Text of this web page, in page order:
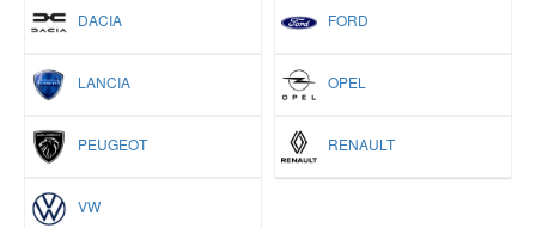
DACIA FORD
LANCIA OPEL
PEUGEOT RENAULT
VW